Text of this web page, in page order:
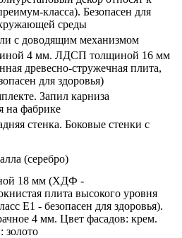
класса). Безопасен для
среды
с доводящим механизмом
4 мм. ЛДСП толщиной 16 мм
древесно-стружечная плита,
для здоровья)
Запил карниза
на фабрике
стенка. Боковые стенки с
(серебро)
18 мм (ХДФ -
плита высокого уровня
E1 - безопасен для здоровья).
4 мм. Цвет фасадов: крем.
золото